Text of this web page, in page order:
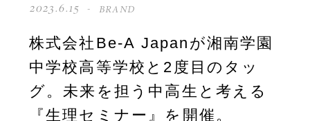
2023.6.15 BRAND
株式会社Be-A Japanが湘南学園
中学校高等学校と2度目のタッ
グ。未来を担う中高生と考える
『生理セミナー』を開催。